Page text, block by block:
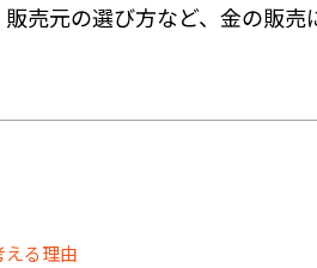
売元の選び方など、金の販
る理由